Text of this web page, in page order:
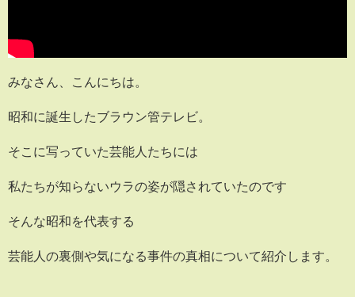
みなさん、こんにちは。
昭和に誕生したブラウン管テレビ。
そこに写っていた芸能人たちには
私たちが知らないウラの姿が隠されていたのです
そんな昭和を代表する
芸能人の裏側や気になる事件の真相について紹介します。